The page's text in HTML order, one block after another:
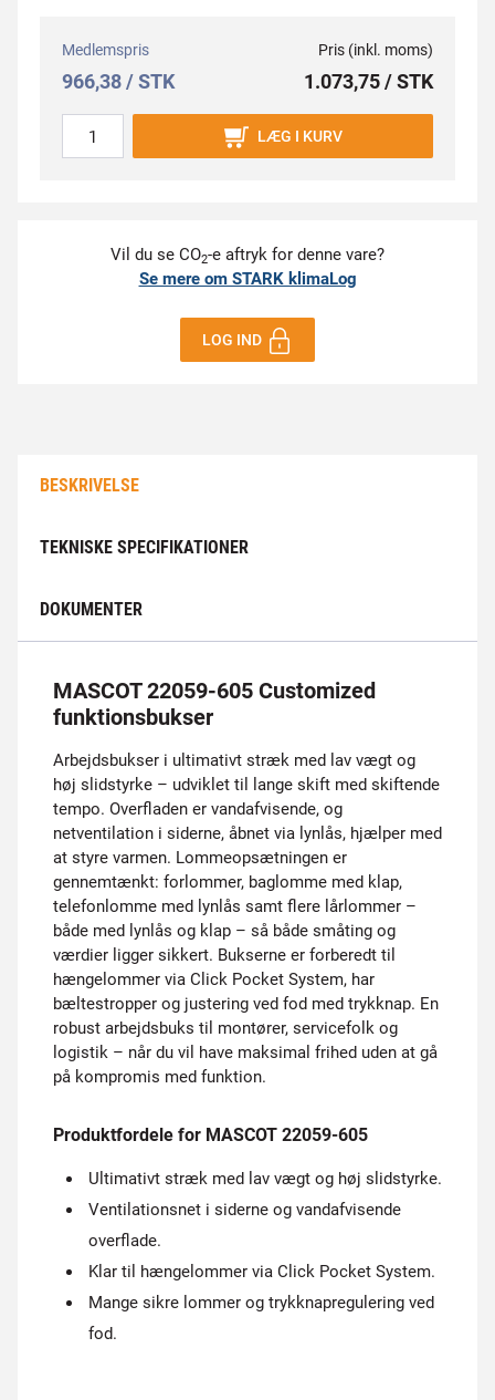
Medlemspris
966,38 / STK
Pris (inkl. moms)
1.073,75 / STK
LÆG I KURV
Vil du se CO2-e aftryk for denne vare?
Se mere om STARK klimaLog
LOG IND
BESKRIVELSE
TEKNISKE SPECIFIKATIONER
DOKUMENTER
MASCOT 22059-605 Customized
funktionsbukser
Arbejdsbukser i ultimativt stræk med lav vægt og
høj slidstyrke – udviklet til lange skift med skiftende
tempo. Overfladen er vandafvisende, og
netventilation i siderne, åbnet via lynlås, hjælper med
at styre varmen. Lommeopsætningen er
gennemtænkt: forlommer, baglomme med klap,
telefonlomme med lynlås samt flere lårlommer –
både med lynlås og klap – så både småting og
værdier ligger sikkert. Bukserne er forberedt til
hængelommer via Click Pocket System, har
bæltestropper og justering ved fod med trykknap. En
robust arbejdsbuks til montører, servicefolk og
logistik – når du vil have maksimal frihed uden at gå
på kompromis med funktion.
Produktfordele for MASCOT 22059-605
Ultimativt stræk med lav vægt og høj slidstyrke.
Ventilationsnet i siderne og vandafvisende
overflade.
Klar til hængelommer via Click Pocket System.
Mange sikre lommer og trykknapregulering ved
fod.